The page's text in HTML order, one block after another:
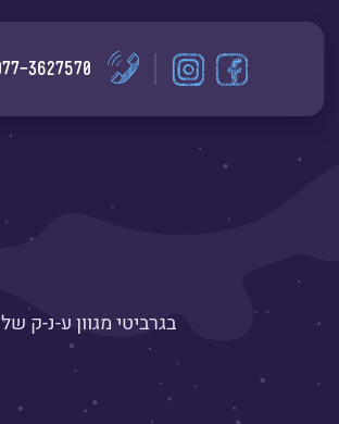
3627570 גרביטי
באינסטגרם
לעמוד
הפייסבוק
בגרביטי מגוון ע-נ-ק